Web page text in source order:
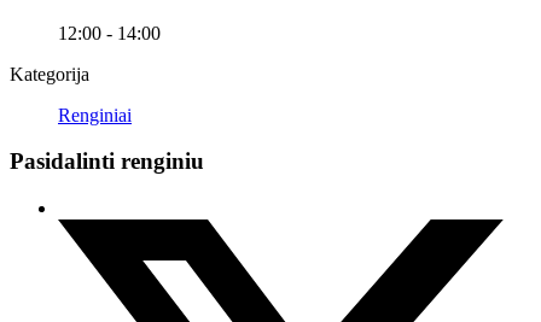
12:00 - 14:00
Kategorija
Renginiai
Pasidalinti renginiu